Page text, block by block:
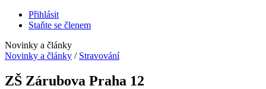
Přihlásit
Staňte se členem
Novinky a články
Novinky a články / Stravování
ZŠ Zárubova Praha 12